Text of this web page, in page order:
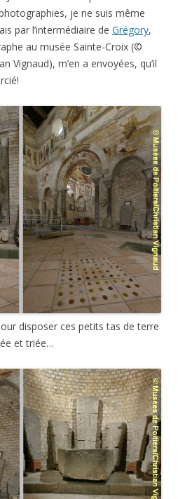
je ne suis même
par l’intermédiaire de Grégory,
au musée Sainte-Croix (©
Vignaud), m’en a envoyées, qu’il
disposer ces petits tas de terre
et triée…